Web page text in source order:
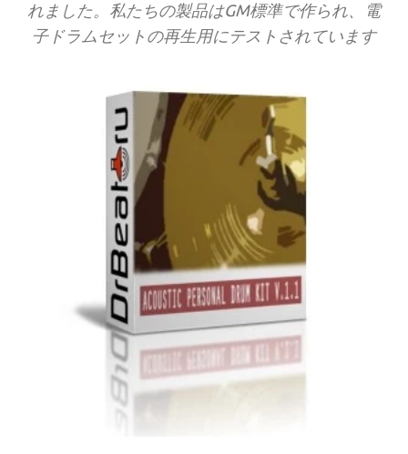
れました。私たちの製品はGM標準で作られ、電
子ドラムセットの再生用にテストされています